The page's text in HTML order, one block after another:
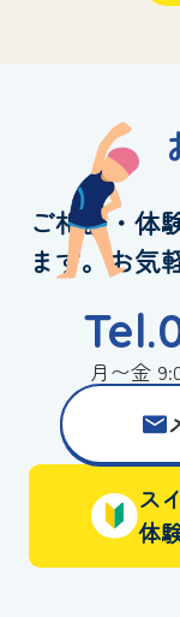
ご相談・体
ます。お気
月〜金
ス
体